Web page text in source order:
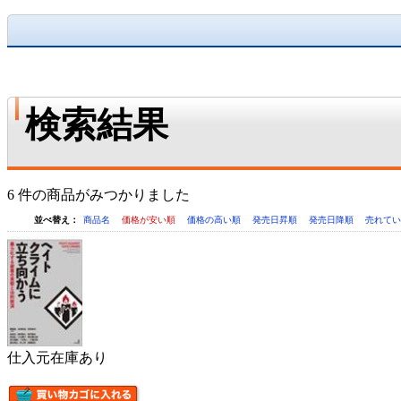
検索結果
6 件の商品がみつかりました
並べ替え： 商品名 価格が安い順 価格の高い順 発売日昇順 発売日降順 売れて
仕入元在庫あり